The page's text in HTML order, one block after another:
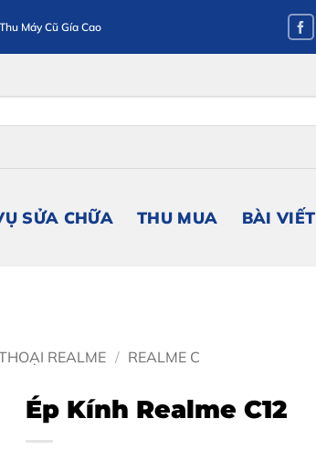
Thu Máy Cũ Gía Cao
SỬA CHỮA THU MUA BÀI VIẾT
REALME / REALME C
Ép Kính Realme C12